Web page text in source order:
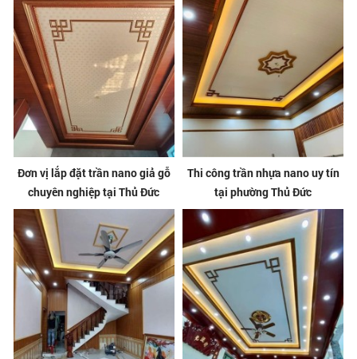
Đơn vị lắp đặt trần nano giả gỗ
chuyên nghiệp tại Thủ Đức
Thi công trần nhựa nano uy tín
tại phường Thủ Đức